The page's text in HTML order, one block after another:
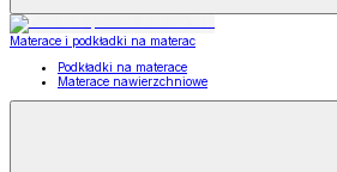
Materace i podkładki na materac
Podkładki na materace
Materace nawierzchniowe